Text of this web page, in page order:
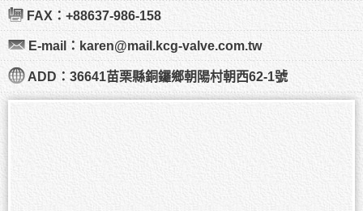
FAX：+88637-986-158
E-mail：karen@mail.kcg-valve.com.tw
ADD：36641苗栗縣銅鑼鄉朝陽村朝西62-1號